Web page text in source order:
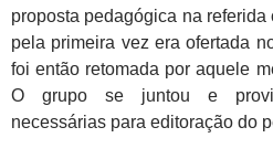
proposta pedagógica na
pela primeira vez era ofertada
foi então retomada por aquele
O grupo se juntou e
necessárias para editoração do